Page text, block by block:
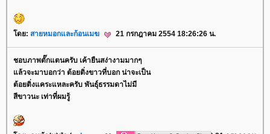
ดย: สายหมอกและก้อนเมฆ 21 กรกฎาคม 2554 18:26:26 น.
ชอบภาพตั๊กแตนครับ เค้ายืนสง่างามมากๆ
ล้วจะมาบอกว่า ต้อยติ่งขาวที่บอก น่าจะเป็น
ต้อยติ่งแคระแหละครับ พันธุ์ธรรมดาไม่มี
สีขาวนะ เท่าที่ผมรู้